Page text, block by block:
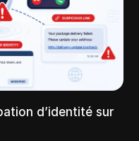
d’identité sur